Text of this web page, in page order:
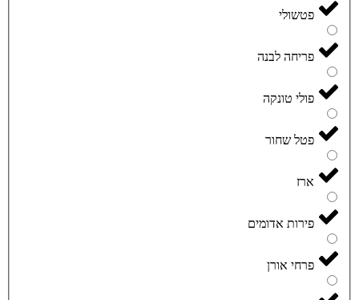
פטשולי
פריחה לבנה
פולי טונקה
פטל שחור
ארז
פירות אדומים
פרחי אורן